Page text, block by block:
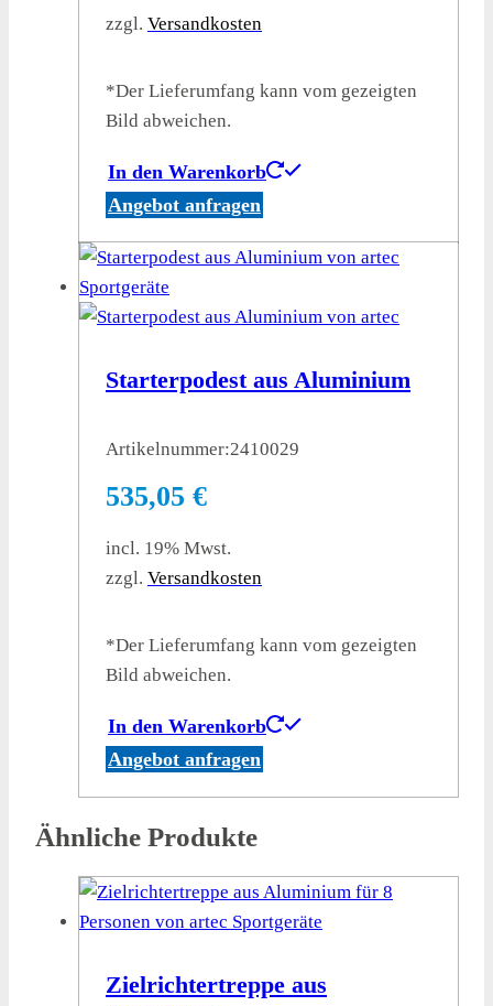
zzgl. Versandkosten
*Der Lieferumfang kann vom gezeigten
Bild abweichen.
In den Warenkorb
Angebot anfragen
Starterpodest aus Aluminium
Artikelnummer:2410029
535,05 €
incl. 19% Mwst.
zzgl. Versandkosten
*Der Lieferumfang kann vom gezeigten
Bild abweichen.
In den Warenkorb
Angebot anfragen
Ähnliche Produkte
Zielrichtertreppe aus